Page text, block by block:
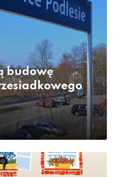
budowę